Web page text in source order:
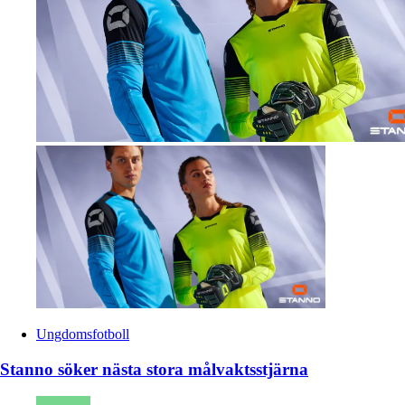
Ungdomsfotboll
Stanno söker nästa stora målvaktsstjärna